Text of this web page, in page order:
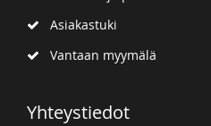
Asiakastuki
Vantaan myymälä
Yhteystiedot